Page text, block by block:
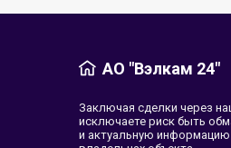
АО "Вэлкам 24"
Заключая сделки через
исключаете риск быть
и актуальную информацию